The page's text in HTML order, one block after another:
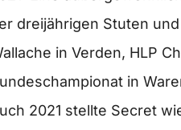
dreijährigen Stuten
in Verden, HLP
in
2021 stellte Secret